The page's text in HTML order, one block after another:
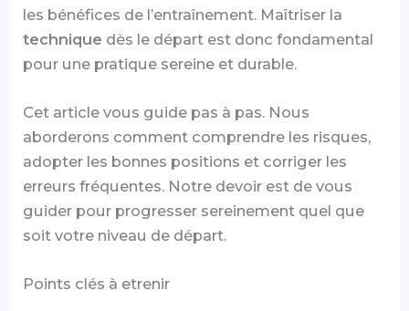
les bénéfices de l’entraînement. Maîtriser la
technique dès le départ est donc fondamental
pour une pratique sereine et durable.
Cet article vous guide pas à pas. Nous
aborderons comment comprendre les risques,
adopter les bonnes positions et corriger les
erreurs fréquentes. Notre devoir est de vous
guider pour progresser sereinement quel que
soit votre niveau de départ.
Points clés à etrenir